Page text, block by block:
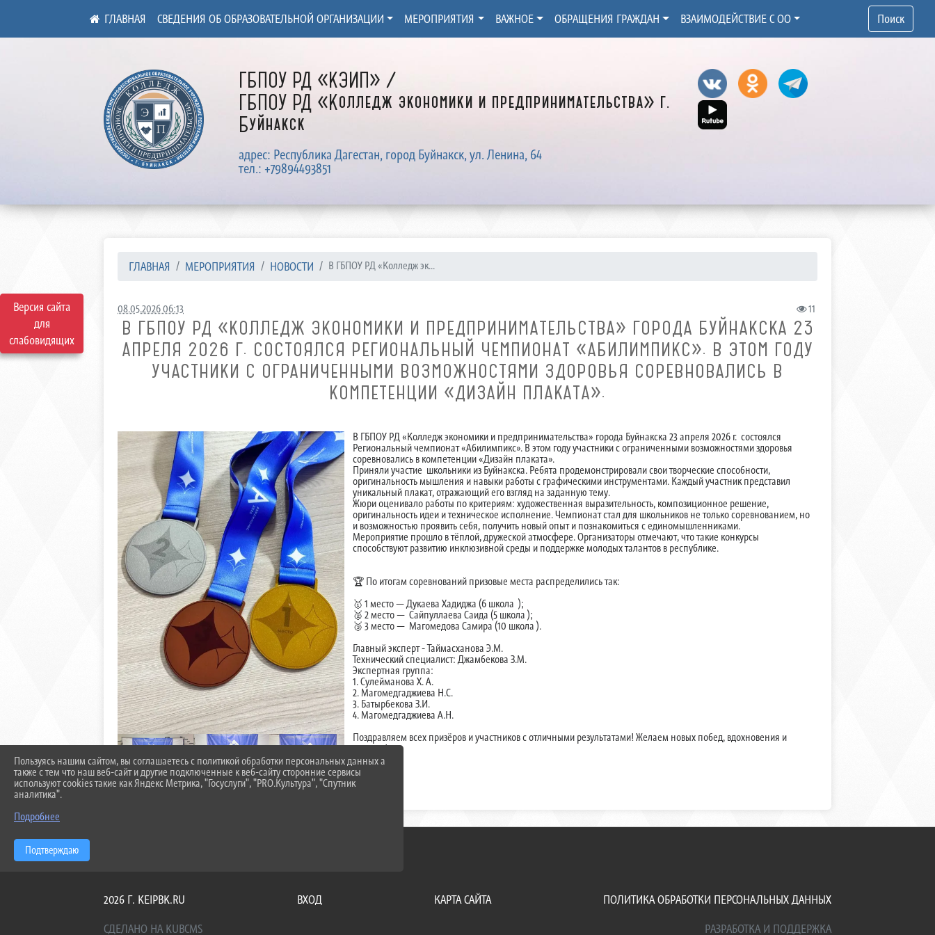
Версия сайта
для
слабовидящих
ГБПОУ РД «КЭИП» /
ГБПОУ РД «Колледж экономики и предпринимательства» г.
Буйнакск
адрес: Республика Дагестан, город Буйнакск, ул. Ленина, 64
тел.: +79894493851
СВЕДЕНИЯ ОБ ОБРАЗОВАТЕЛЬНОЙ ОРГАНИЗАЦИИ МЕРОПРИЯТИЯ ВАЖНОЕ ОБРАЩЕНИЯ ГРАЖДАН ВЗАИМОДЕЙСТВИЕ С ОО Поиск
ГЛАВНАЯ МЕРОПРИЯТИЯ НОВОСТИ В ГБПОУ РД «Колледж эк...
08.05.2026 06:13 11
В ГБПОУ РД «КОЛЛЕДЖ ЭКОНОМИКИ И ПРЕДПРИНИМАТЕЛЬСТВА» ГОРОДА БУЙНАКСКА 23
АПРЕЛЯ 2026 Г. СОСТОЯЛСЯ РЕГИОНАЛЬНЫЙ ЧЕМПИОНАТ «АБИЛИМПИКС». В ЭТОМ ГОДУ
УЧАСТНИКИ С ОГРАНИЧЕННЫМИ ВОЗМОЖНОСТЯМИ ЗДОРОВЬЯ СОРЕВНОВАЛИСЬ В
КОМПЕТЕНЦИИ «ДИЗАЙН ПЛАКАТА».
В ГБПОУ РД «Колледж экономики и предпринимательства» города Буйнакска 23 апреля 2026 г. состоялся
Региональный чемпионат «Абилимпикс». В этом году участники с ограниченными возможностями здоровья
соревновались в компетенции «Дизайн плаката».
Приняли участие школьники из Буйнакска. Ребята продемонстрировали свои творческие способности,
оригинальность мышления и навыки работы с графическими инструментами. Каждый участник представил
уникальный плакат, отражающий его взгляд на заданную тему.
Жюри оценивало работы по критериям: художественная выразительность, композиционное решение,
оригинальность идеи и техническое исполнение. Чемпионат стал для школьников не только соревнованием, но
и возможностью проявить себя, получить новый опыт и познакомиться с единомышленниками.
Мероприятие прошло в тёплой, дружеской атмосфере. Организаторы отмечают, что такие конкурсы
способствуют развитию инклюзивной среды и поддержке молодых талантов в республике.
🏆 По итогам соревнований призовые места распределились так:
🥇 1 место — Дукаева Хадиджа (6 школа );
🥈 2 место — Сайпуллаева Саида (5 школа );
🥉 3 место — Магомедова Самира (10 школа ).
Главный эксперт - Таймасханова Э.М.
Технический специалист: Джамбекова З.М.
Экспертная группа:
1. Сулейманова Х. А.
2. Магомедгаджиева Н.С.
3. ⁠Батырбекова З.И.
4. ⁠Магомедгаджиева А.Н.
Поздравляем всех призёров и участников с отличными результатами! Желаем новых побед, вдохновения и
успехов!
2026 Г. KEIPBK.RU ВХОД КАРТА САЙТА
ПОЛИТИКА ОБРАБОТКИ ПЕРСОНАЛЬНЫХ ДАННЫХ
СДЕЛАНО НА KUBCMS
РАЗРАБОТКА И ПОДДЕРЖКА
Пользуясь нашим сайтом, вы соглашаетесь с политикой обработки персональных данных а
также с тем что наш веб-сайт и другие подключенные к веб-сайту сторонние сервисы
используют cookies такие как Яндекс Метрика, "Госуслуги", "PRO.Культура", "Спутник
аналитика".
Подробнее
Подтверждаю